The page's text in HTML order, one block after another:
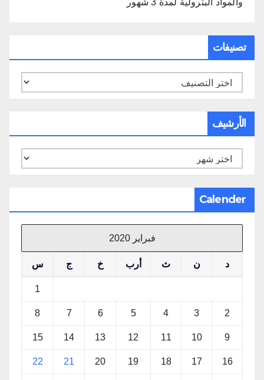
والمواد البترولية لمدة 3 شهور
تصنيفات
تصنيفات
الأرشيف
الأرشيف
Calender
فبراير 2020
د ن ث أرب خ ج س
1
2
3
4
5
6
7
8
9
10
11
12
13
14
15
16
17
18
19
20
21
22